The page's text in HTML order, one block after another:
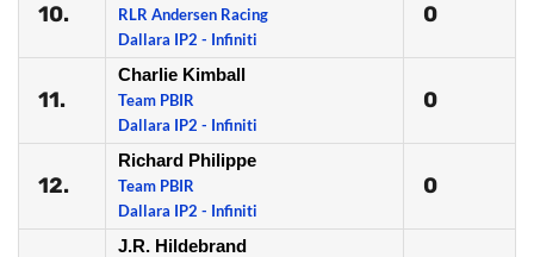
10.
RLR Andersen Racing
Dallara IP2 - Infiniti
0
11.
Charlie Kimball
Team PBIR
Dallara IP2 - Infiniti
0
12.
Richard Philippe
Team PBIR
Dallara IP2 - Infiniti
0
J.R. Hildebrand